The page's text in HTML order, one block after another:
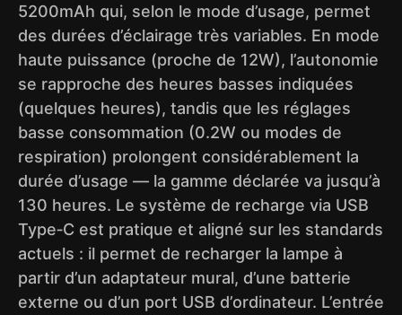
5200mAh qui, selon le mode d’usage, permet
des durées d’éclairage très variables. En mode
haute puissance (proche de 12W), l’autonomie
se rapproche des heures basses indiquées
(quelques heures), tandis que les réglages
basse consommation (0.2W ou modes de
respiration) prolongent considérablement la
durée d’usage — la gamme déclarée va jusqu’à
130 heures. Le système de recharge via USB
Type‑C est pratique et aligné sur les standards
actuels : il permet de recharger la lampe à
partir d’un adaptateur mural, d’une batterie
externe ou d’un port USB d’ordinateur. L’entrée